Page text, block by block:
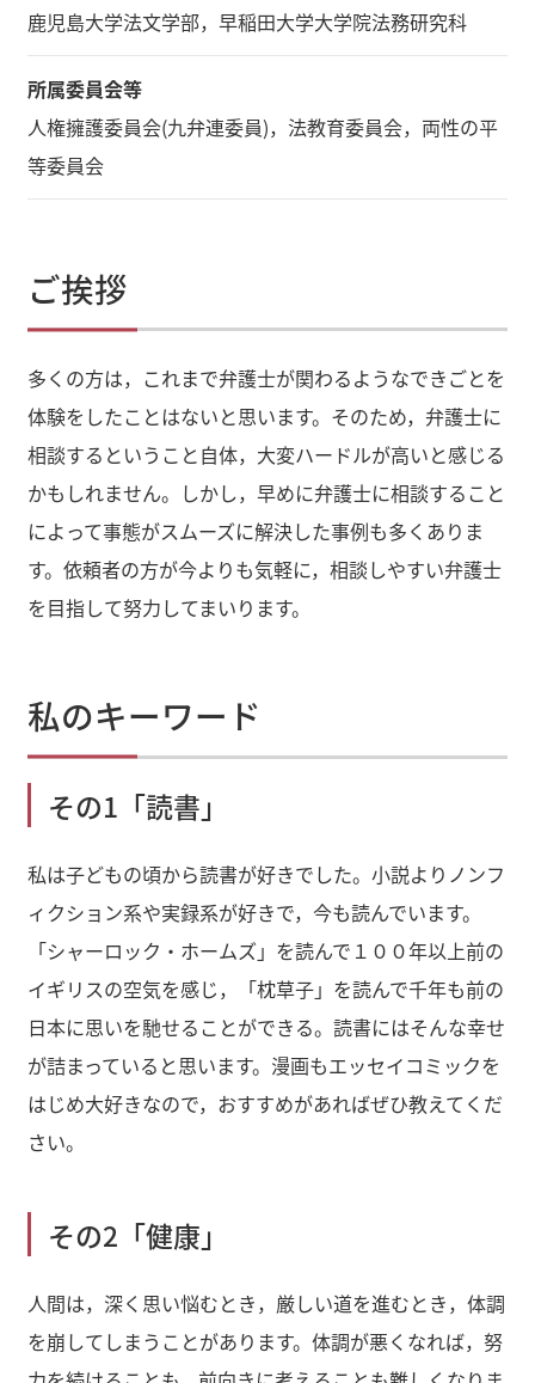
鹿児島大学法文学部，早稲田大学大学院法務研究科
所属委員会等
人権擁護委員会(九弁連委員)，法教育委員会，両性の平
等委員会
ご挨拶
多くの方は，これまで弁護士が関わるようなできごとを
体験をしたことはないと思います。そのため，弁護士に
相談するということ自体，大変ハードルが高いと感じる
かもしれません。しかし，早めに弁護士に相談すること
によって事態がスムーズに解決した事例も多くありま
す。依頼者の方が今よりも気軽に，相談しやすい弁護士
を目指して努力してまいります。
私のキーワード
その1「読書」
私は子どもの頃から読書が好きでした。小説よりノンフ
ィクション系や実録系が好きで，今も読んでいます。
「シャーロック・ホームズ」を読んで１００年以上前の
イギリスの空気を感じ，「枕草子」を読んで千年も前の
日本に思いを馳せることができる。読書にはそんな幸せ
が詰まっていると思います。漫画もエッセイコミックを
はじめ大好きなので，おすすめがあればぜひ教えてくだ
さい。
その2「健康」
人間は，深く思い悩むとき，厳しい道を進むとき，体調
を崩してしまうことがあります。体調が悪くなれば，努